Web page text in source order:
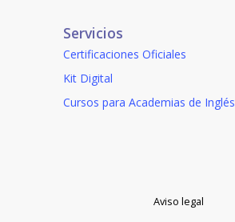
Servicios
Certificaciones Oficiales
Kit Digital
Cursos para Academias de Inglés
Aviso legal